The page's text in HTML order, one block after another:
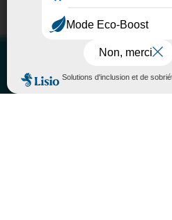
VILLE DE
Nous utilisons des cookies pour
expérience sur notre site.
Pour connaitre les cookies
politique de confidentialité,
cliquez-
Accepter